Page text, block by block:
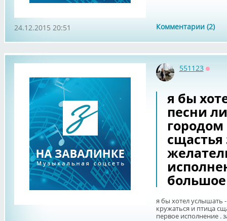
Комментарии (2)
24.12.2015 20:51
551123
я бы
песни
я бы хотел услышать
кружаться и птица
первое исполнение .